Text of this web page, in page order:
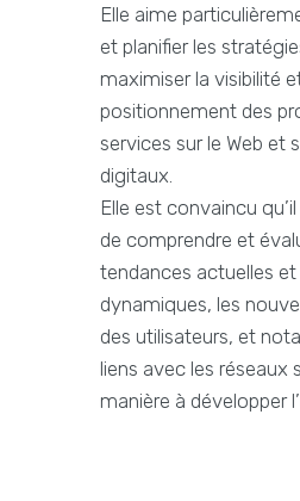
Elle aime
et planifier les
maximiser la visibilité
positionnement des
services sur le Web et
digitaux.
Elle est convaincu
de comprendre et
tendances actuelles et
dynamiques, les
des utilisateurs, et
liens avec les réseaux
manière à développer